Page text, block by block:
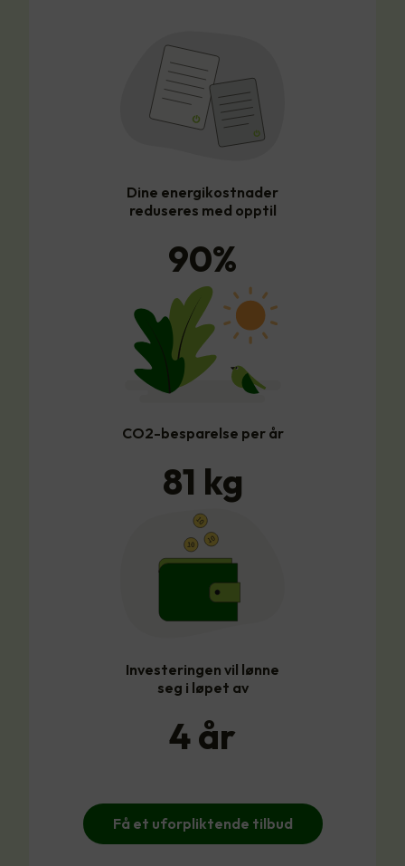
Dine energikostnader
reduseres med opptil
90%
CO2-besparelse per år
81 kg
Investeringen vil lønne
seg i løpet av
4år
Få et uforpliktende tilbud